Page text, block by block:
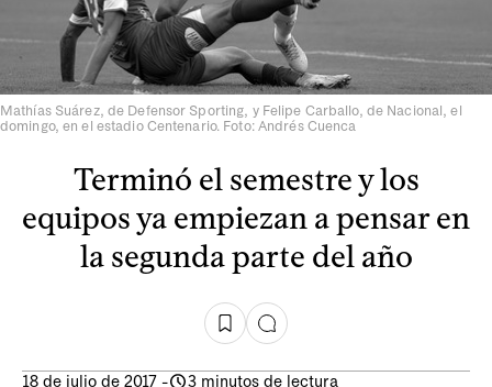
Mathías Suárez, de Defensor Sporting, y Felipe Carballo, de Nacional, el
domingo, en el estadio Centenario. Foto: Andrés Cuenca
Terminó el semestre y los
equipos ya empiezan a pensar en
la segunda parte del año
18 de julio de 2017 - 3 minutos de lectura